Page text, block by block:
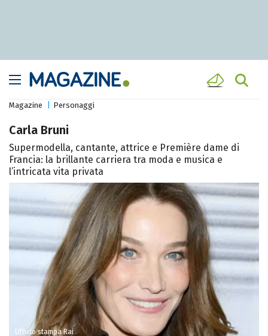
Magazine Personaggi
Carla Bruni
Supermodella, cantante, attrice e Première dame di
Francia: la brillante carriera tra moda e musica e
l’intricata vita privata
Ufficio stampa Rai